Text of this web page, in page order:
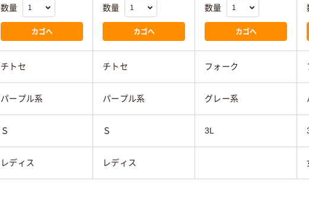
数量
カゴへ
数量
カゴへ
数量
カゴへ
チトセ チトセ フォーク
パープル系 パープル系 グレー系
Ｓ Ｓ 3L
レディス レディス